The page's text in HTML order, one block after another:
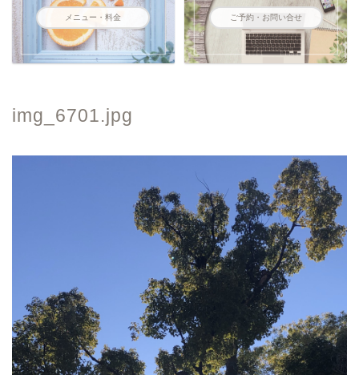
メニュー・料金 ご予約・お問い合せ
img_6701.jpg